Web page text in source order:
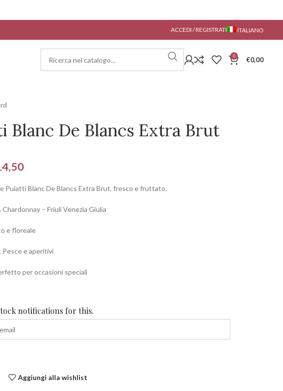
ACCEDI / REGISTRATI ITALIANO
0 €0,00
Blanc De Blancs Extra Brut
Puiatti Blanc De Blancs Extra Brut, fresco e fruttato.
– Friuli Venezia Giulia
e floreale
e aperitivi
per occasioni speciali
notifications for this.
Aggiungi alla wishlist